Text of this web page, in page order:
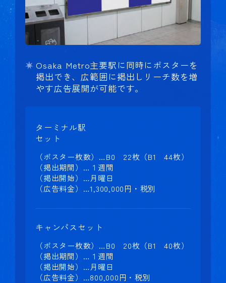
Osaka Metro主要駅に同時にポスターを
掲出でき、広範囲に掲出しリーチ数を増
やす広告展開が可能です。
ターミナル駅
セット
（ポスター枚数）…B0 22枚（B1 44枚）
（掲出期間）…１週間
（掲出開始）…月曜日
（広告料金）…1,300,000円・税別
キャンパスセット
（ポスター枚数）…B0 20枚（B1 40枚）
（掲出期間）…１週間
（掲出開始）…月曜日
（広告料金）…800,000円・税別